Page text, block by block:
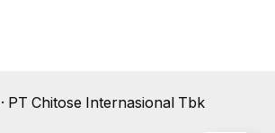
PT Chitose Internasional Tbk